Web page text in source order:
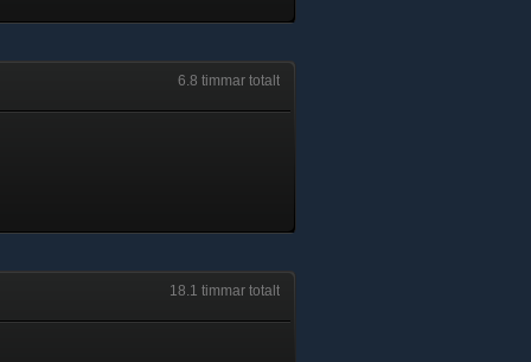
6.8 timmar totalt
18.1 timmar totalt